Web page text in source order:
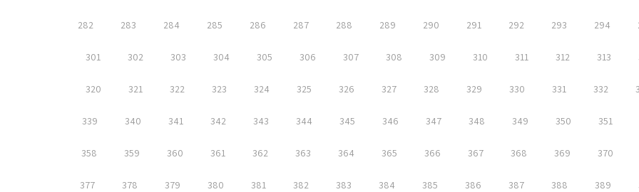
282 283 284 285 286 287 288 289 290 291 292 293 294
301 302 303 304 305 306 307 308 309 310 311 312 313
320 321 322 323 324 325 326 327 328 329 330 331 332
339 340 341 342 343 344 345 346 347 348 349 350 351
358 359 360 361 362 363 364 365 366 367 368 369 370
377 378 379 380 381 382 383 384 385 386 387 388 389